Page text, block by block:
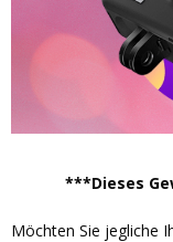
***Dieses
Möchten Sie jegliche